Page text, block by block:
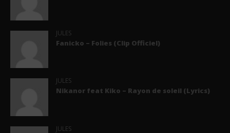
JULES
Fanicko – Folies (Clip Officiel)
JULES
Nikanor feat Kiko – Rayon de soleil (Lyrics)
JULES